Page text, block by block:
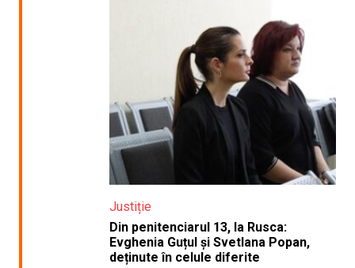
Justiție
Din penitenciarul 13, la Rusca:
Evghenia Guțul și Svetlana Popan,
deținute în celule diferite